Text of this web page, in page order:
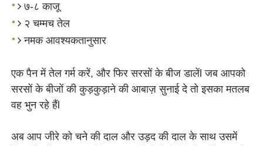
७-८ काजू
२ चम्मच तेल
नमक आवश्यकतानुसार
एक पैन में तेल गर्म करें, और फिर सरसों के बीज डालेंl जब आपको
सरसों के बीजों की कुड़कुड़ाने की आबाज़ सुनाई दे तो इसका मतलब
वह भुन रहे हैंl
अब आप जीरे को चने की दाल और उड़द की दाल के साथ उसमें